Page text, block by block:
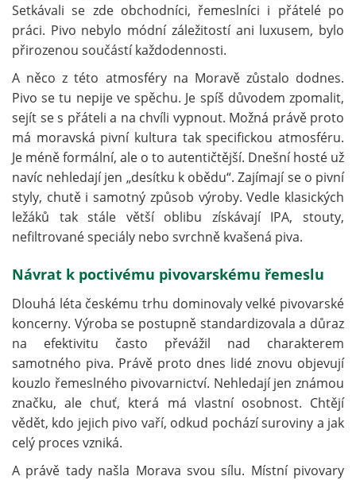
Setkávali se zde obchodníci, řemeslníci i přátelé po
práci. Pivo nebylo módní záležitostí ani luxusem, bylo
přirozenou součástí každodennosti.
A něco z této atmosféry na Moravě zůstalo dodnes.
Pivo se tu nepije ve spěchu. Je spíš důvodem zpomalit,
sejít se s přáteli a na chvíli vypnout. Možná právě proto
má moravská pivní kultura tak specifickou atmosféru.
Je méně formální, ale o to autentičtější. Dnešní hosté už
navíc nehledají jen „desítku k obědu“. Zajímají se o pivní
styly, chutě i samotný způsob výroby. Vedle klasických
ležáků tak stále větší oblibu získávají IPA, stouty,
nefiltrované speciály nebo svrchně kvašená piva.
Návrat k poctivému pivovarskému řemeslu
Dlouhá léta českému trhu dominovaly velké pivovarské
koncerny. Výroba se postupně standardizovala a důraz
na efektivitu často převážil nad charakterem
samotného piva. Právě proto dnes lidé znovu objevují
kouzlo řemeslného pivovarnictví. Nehledají jen známou
značku, ale chuť, která má vlastní osobnost. Chtějí
vědět, kdo jejich pivo vaří, odkud pochází suroviny a jak
celý proces vzniká.
A právě tady našla Morava svou sílu. Místní pivovary